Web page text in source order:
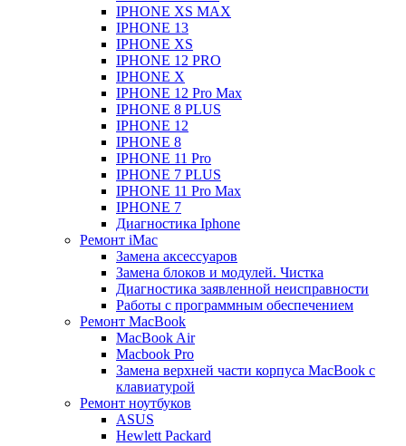
IPHONE XS MAX
IPHONE 13
IPHONE XS
IPHONE 12 PRO
IPHONE X
IPHONE 12 Pro Max
IPHONE 8 PLUS
IPHONE 12
IPHONE 8
IPHONE 11 Pro
IPHONE 7 PLUS
IPHONE 11 Pro Max
IPHONE 7
Диагностика Iphone
Ремонт iMac
Замена аксессуаров
Замена блоков и модулей. Чистка
Диагностика заявленной неисправности
Работы с программным обеспечением
Ремонт MacBook
MacBook Air
Macbook Pro
Замена верхней части корпуса MacBook с
клавиатурой
Ремонт ноутбуков
ASUS
Hewlett Packard